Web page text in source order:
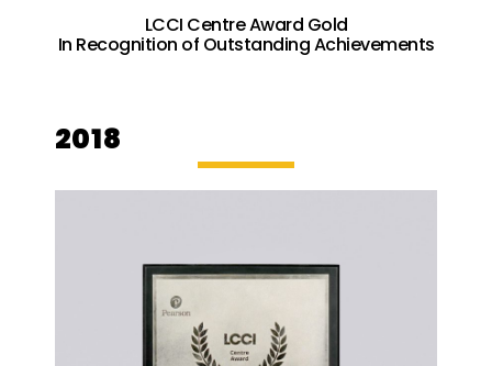
LCCI Centre Award Gold
In Recognition of Outstanding Achievements
2018